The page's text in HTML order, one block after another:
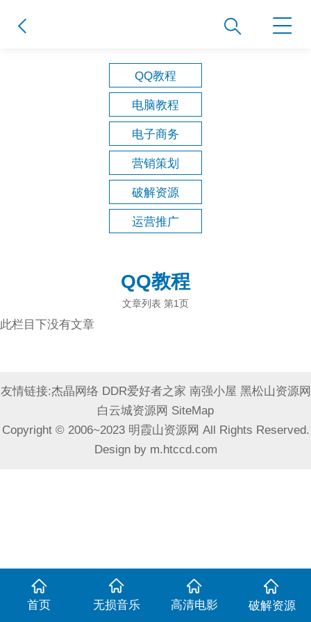
QQ教程
电脑教程
电子商务
营销策划
破解资源
运营推广
QQ教程
文章列表 第1页
此栏目下没有文章
友情链接:杰晶网络 DDR爱好者之家 南强小屋 黑松山资源网
白云城资源网 SiteMap
Copyright © 2006~2023 明霞山资源网 All Rights Reserved.
Design by m.htccd.com
首页 无损音乐 高清电影 破解资源